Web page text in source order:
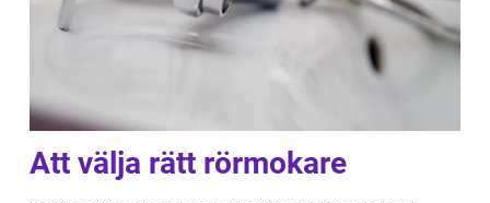
Att välja rätt rörmokare